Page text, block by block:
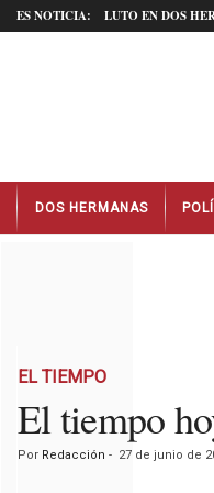
ES NOTICIA: LUTO EN DOS
t
DOS HERMANAS
EL TIEMPO
El tiempo
Por Redacción - 27 de junio de